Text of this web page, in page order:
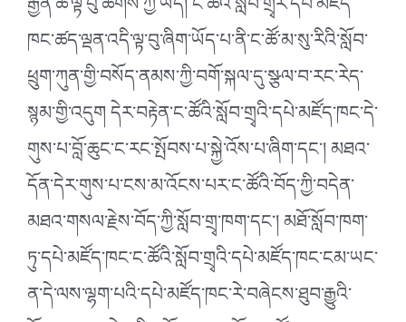
ཁང་ཚད་ལྡན་འདི་ལྟ་བུ་ཞིག་ཡོད་པ་ནི་ང་ཚོ་མ་སུ་རིའི་སློབ་
ཕྲུག་ཀུན་གྱི་བསོད་ནམས་ཀྱི་བགོ་སྐལ་དུ་སྩལ་བ་རང་རེད་
སྙམ་གྱི་འདུག དེར་བརྟེན་ང་ཚོའི་སློབ་གྲྭའི་དཔེ་མཛོད་ཁང་དེ་
གུས་པ་བློ་ཆུང་ང་རང་སྤོབས་པ་སྐྱེ་འོས་པ་ཞིག་དང༌། མཐའ་
དོན་དེར་གུས་པ་ངས་མ་འོངས་པར་ང་ཚོའི་བོད་ཀྱི་བདེན་
མཐའ་གསལ་རྗེས་བོད་ཀྱི་སློབ་གྲྭ་ཁག་དང༌། མཐོ་སློབ་ཁག་
ཏུ་དཔེ་མཛོད་ཁང་ང་ཚོའི་སློབ་གྲྭའི་དཔེ་མཛོད་ཁང་ངམ་ཡང་
ན་དེ་ལས་ལྷག་པའི་དཔེ་མཛོད་ཁང་རེ་བཞེངས་ཐུབ་རྒྱུའི་